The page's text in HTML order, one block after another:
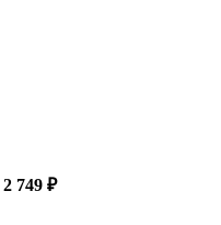
2 749 ₽